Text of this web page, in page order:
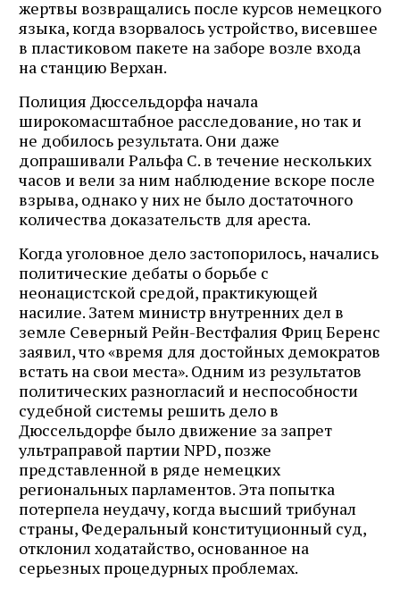
жертвы возвращались после курсов немецкого
языка, когда взорвалось устройство, висевшее
в пластиковом пакете на заборе возле входа
на станцию Верхан.
Полиция Дюссельдорфа начала
широкомасштабное расследование, но так и
не добилось результата. Они даже
допрашивали Ральфа С. в течение нескольких
часов и вели за ним наблюдение вскоре после
взрыва, однако у них не было достаточного
количества доказательств для ареста.
Когда уголовное дело застопорилось, начались
политические дебаты о борьбе с
неонацистской средой, практикующей
насилие. Затем министр внутренних дел в
земле Северный Рейн-Вестфалия Фриц Беренс
заявил, что «время для достойных демократов
встать на свои места». Одним из результатов
политических разногласий и неспособности
судебной системы решить дело в
Дюссельдорфе было движение за запрет
ультраправой партии NPD, позже
представленной в ряде немецких
региональных парламентов. Эта попытка
потерпела неудачу, когда высший трибунал
страны, Федеральный конституционный суд,
отклонил ходатайство, основанное на
серьезных процедурных проблемах.